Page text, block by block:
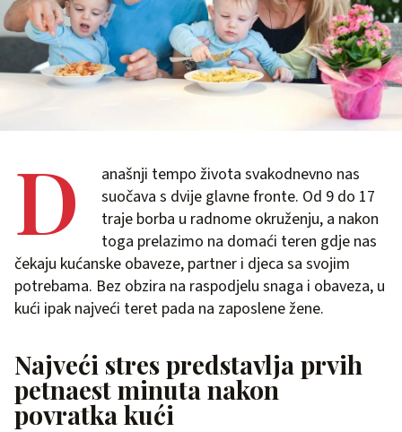
D
anašnji tempo života svakodnevno nas
suočava s dvije glavne fronte. Od 9 do 17
traje borba u radnome okruženju, a nakon
toga prelazimo na domaći teren gdje nas
čekaju kućanske obaveze, partner i djeca sa svojim
potrebama. Bez obzira na raspodjelu snaga i obaveza, u
kući ipak najveći teret pada na zaposlene žene.
Najveći stres predstavlja prvih
petnaest minuta nakon
povratka kući